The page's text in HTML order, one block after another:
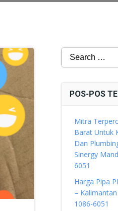
Search
POS-POS
Mitra
Barat Untuk
Dan
Sinergy
6051
Harga Pipa
–
1086-6051